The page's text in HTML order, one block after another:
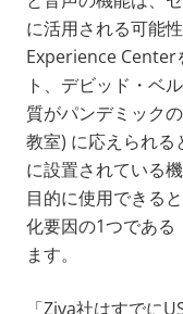
に活用される可能
Experience Center
ト、デビッド・ベ
質がパンデミック
教室) に応えられ
に設置されている
目的に使用できる
化要因の1つである
ます。
「Ziva社はすでに